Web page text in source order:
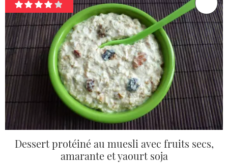
Dessert protéiné au muesli avec fruits secs,
amarante et yaourt soja